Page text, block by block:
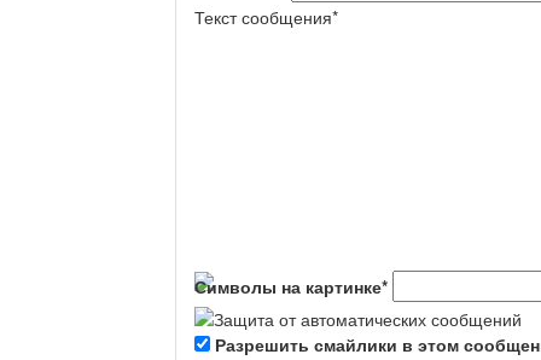
Текст сообщения*
Символы на картинке*
Разрешить смайлики в этом